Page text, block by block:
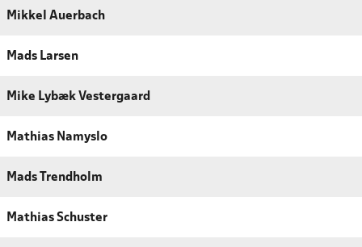
Mikkel Auerbach
Mads Larsen
Mike Lybæk Vestergaard
Mathias Namyslo
Mads Trendholm
Mathias Schuster